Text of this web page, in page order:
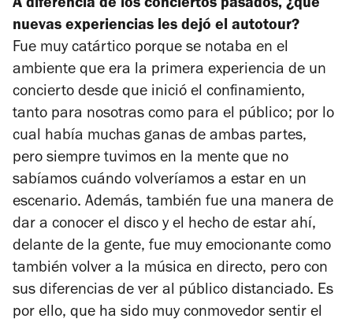
A diferencia de los conciertos pasados, ¿qué
nuevas experiencias les dejó el autotour?
Fue muy catártico porque se notaba en el
ambiente que era la primera experiencia de un
concierto desde que inició el confinamiento,
tanto para nosotras como para el público; por lo
cual había muchas ganas de ambas partes,
pero siempre tuvimos en la mente que no
sabíamos cuándo volveríamos a estar en un
escenario. Además, también fue una manera de
dar a conocer el disco y el hecho de estar ahí,
delante de la gente, fue muy emocionante como
también volver a la música en directo, pero con
sus diferencias de ver al público distanciado. Es
por ello, que ha sido muy conmovedor sentir el